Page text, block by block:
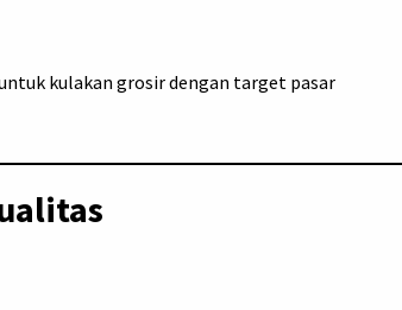
kulakan grosir dengan target pasar